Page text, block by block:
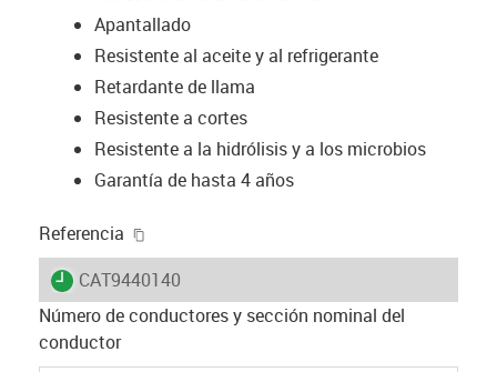
Apantallado
Resistente al aceite y al refrigerante
Retardante de llama
Resistente a cortes
Resistente a la hidrólisis y a los microbios
Garantía de hasta 4 años
Referencia
igus-icon-lieferzeit
CAT9440140
Número de conductores y sección nominal del
conductor